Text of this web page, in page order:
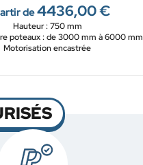
de4436,00€
Hauteur : 750 mm
poteaux : de 3000 mm à 6000 mm
Motorisation encastrée